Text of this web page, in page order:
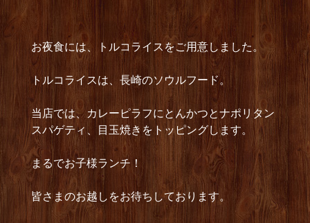
お夜食には、トルコライスをご用意しました。
トルコライスは、長崎のソウルフード。
当店では、カレーピラフにとんかつとナポリタン
スパゲティ、目玉焼きをトッピングします。
まるでお子様ランチ！
皆さまのお越しをお待ちしております。